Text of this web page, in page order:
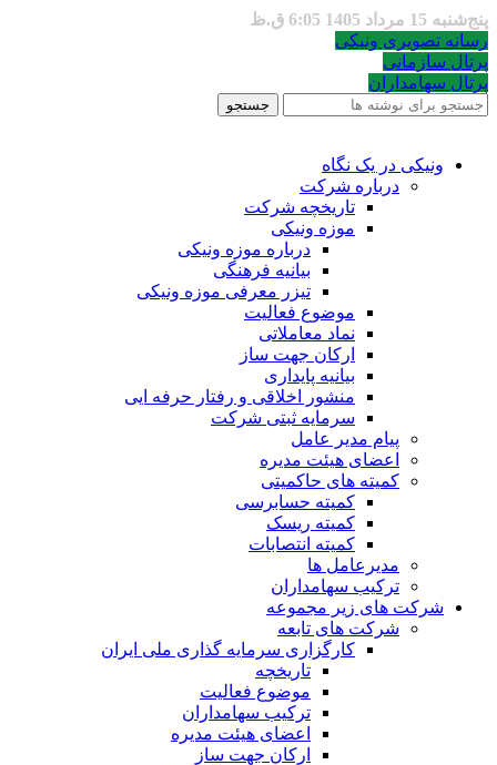
پنج‌شنبه 15 مرداد 1405 6:05 ق.ظ
رسانه تصویری ونیکی
پرتال سازمانی
پرتال سهامداران
جستجو
ونیکی در یک نگاه
درباره شرکت
تاریخچه شرکت
موزه ونیکی
درباره موزه ونیکی
بیانیه فرهنگی
تیزر معرفی موزه ونیکی
موضوع فعالیت
نماد معاملاتی
ارکان جهت ساز
بیانیه پایداری
منشور اخلاقی و رفتار حرفه ایی
سرمایه ثبتی شرکت
پیام مدیر عامل
اعضای هیئت مدیره
کمیته های حاکمیتی
کمیته حسابرسی
کمیته ریسک
کمیته انتصابات
مدیرعامل ها
ترکیب سهامداران
شرکت های زیر مجموعه
شرکت های تابعه
کارگزاری سرمایه گذاری ملی ایران
تاریخچه
موضوع فعالیت
ترکیب سهامداران
اعضای هیئت مدیره
ارکان جهت ساز